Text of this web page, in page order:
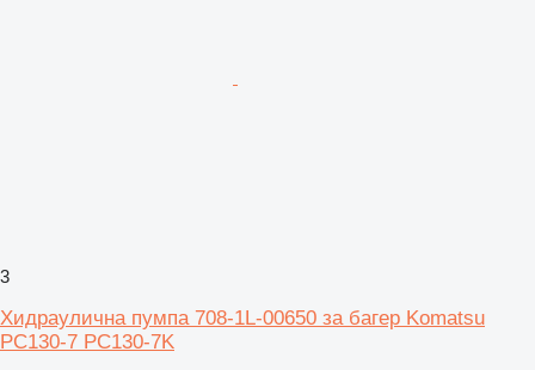
3
Хидраулична пумпа 708-1L-00650 за багер Komatsu
PC130-7 PC130-7K